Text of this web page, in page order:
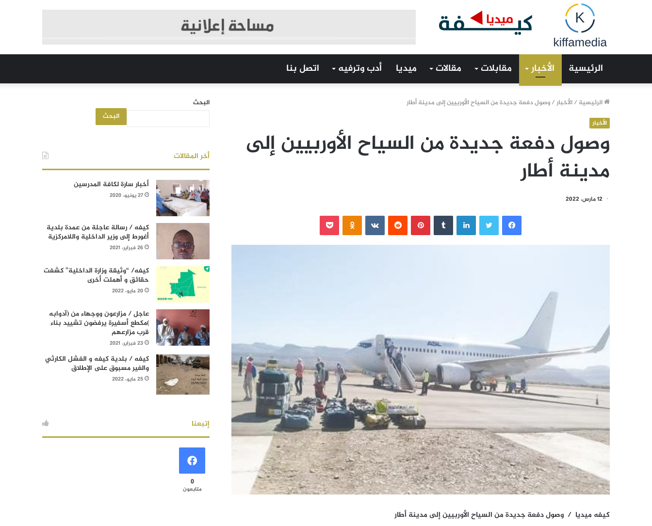
الرئيسية الأخبار مقابلات مقالات ميديا أدب وترفيه اتصل بنا
الرئيسية /الأخبار/وصول دفعة جديدة من السياح الأوربيين إلى مدينة أطار
الأخبار
وصول دفعة جديدة من السياح الأوربيين إلى
مدينة أطار
12 مارس، 2022
فيسبوك لينكدإن بينتيريست
كيفه ميديا / وصول دفعة جديدة من السياح الأوربيين إلى مدينة أطار
البحث
البحث
أخر المقالات
أخبار سارة لكافة المدرسين
27 يونيو، 2020
كيفه / رسالة عاجلة من عمدة بلدية
أغورط إلى وزير الداخلية واللامركزية
26 فبراير، 2021
كيفه/ “وثيقة وزارة الداخلية” كشفت
حقائق و أهملت أخرى
20 مايو، 2022
عاجل / مزارعون ووجهاء من (آدوابه
)مكطع أسفيرة يرفضون تشييد بناء
قرب مزارعهم
23 فبراير، 2021
كيفه / بلدية كيفه و الفشل الكارثي
والغير مسبوق على الإطلاق
25 مايو، 2022
إتبعنا
0
متابعون